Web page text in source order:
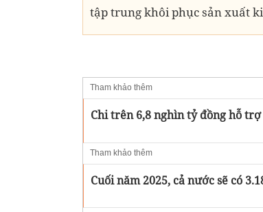
tập trung khôi phục sản xuất
Tham khảo thêm
Chi trên 6,8 nghìn tỷ đồng hỗ
Tham khảo thêm
Cuối năm 2025, cả nước sẽ có